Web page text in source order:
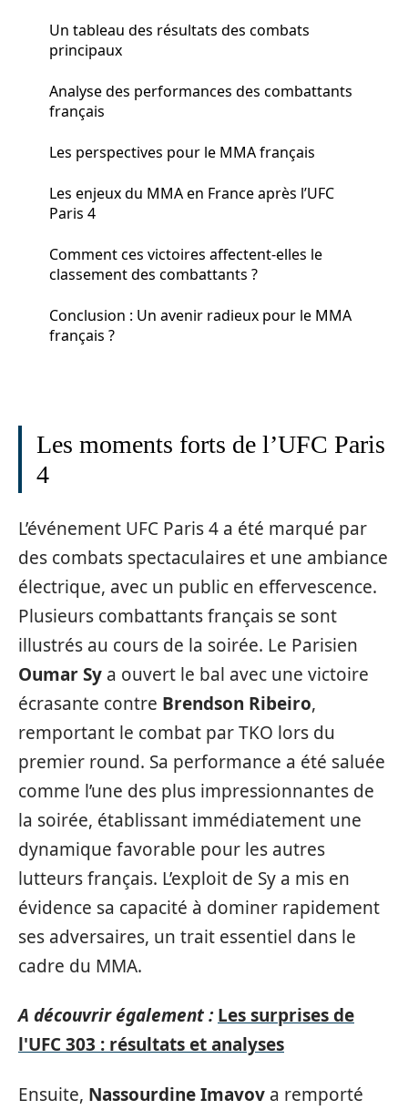
Un tableau des résultats des combats
principaux
Analyse des performances des combattants
français
Les perspectives pour le MMA français
Les enjeux du MMA en France après l’UFC
Paris 4
Comment ces victoires affectent-elles le
classement des combattants ?
Conclusion : Un avenir radieux pour le MMA
français ?
Les moments forts de l’UFC Paris
4
L’événement UFC Paris 4 a été marqué par
des combats spectaculaires et une ambiance
électrique, avec un public en effervescence.
Plusieurs combattants français se sont
illustrés au cours de la soirée. Le Parisien
Oumar Sy a ouvert le bal avec une victoire
écrasante contre Brendson Ribeiro,
remportant le combat par TKO lors du
premier round. Sa performance a été saluée
comme l’une des plus impressionnantes de
la soirée, établissant immédiatement une
dynamique favorable pour les autres
lutteurs français. L’exploit de Sy a mis en
évidence sa capacité à dominer rapidement
ses adversaires, un trait essentiel dans le
cadre du MMA.
A découvrir également : Les surprises de
l'UFC 303 : résultats et analyses
Ensuite, Nassourdine Imavov a remporté